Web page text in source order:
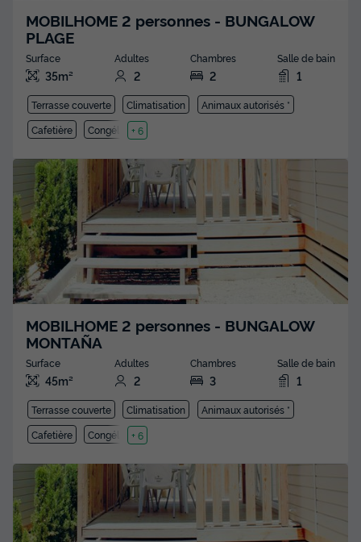
MOBILHOME 2 personnes - BUNGALOW
PLAGE
Surface
35m²
Adultes
2
Chambres
2
Salle de bain
1
Terrasse couverte Climatisation
Animaux autorisés *
Cafetière
Congélateur
+ 6
MOBILHOME 2 personnes - BUNGALOW
MONTAÑA
Surface
45m²
Adultes
2
Chambres
3
Salle de bain
1
Terrasse couverte Climatisation
Animaux autorisés *
Cafetière
Congélateur
+ 6